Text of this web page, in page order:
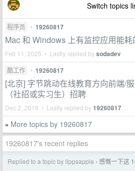
Switch topics
程序员 • 19260817
Mac 和 Windows 上有监控应用能耗
Feb 11, 2025 • Lastly replied bysodadev
酷工作 • 19260817
[北京] 字节跳动在线教育方向前端/
（社招或实习生）招聘
Dec 2, 2019 • Lastly replied by19260817
» More topics by 19260817
19260817's recent replies
Replied to a topic by lippsapple › 感慨一下这